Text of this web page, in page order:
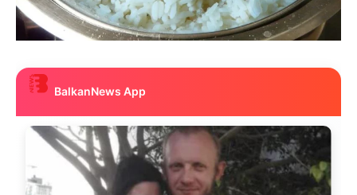
BalkanNews App